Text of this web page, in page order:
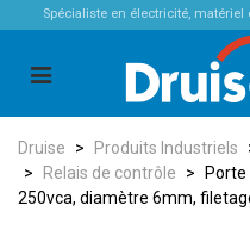
Spécialiste en électricité,
Druise > Produits Industriels
>
Relais de contrôle >
250vca, diamètre 6mm,